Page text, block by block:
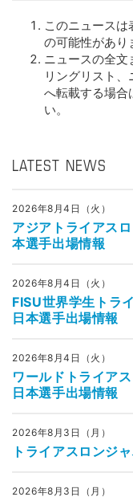
このニュース
の可能性があり
ニュースの全文
リングリスト
へ転載する場合
い。
LATEST NEWS
2026年8月4日（火）
アジアトライアス
本選手出場情報
2026年8月4日（火）
FISU世界学生トラ
日本選手出場情報
2026年8月4日（火）
ワールドトライア
日本選手出場情報
2026年8月3日（月）
トライアスロンジ
2026年8月3日（月）